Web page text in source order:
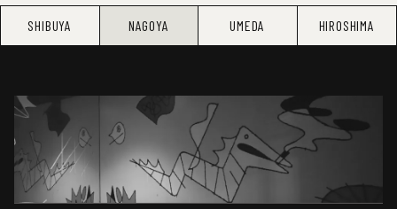
SHIBUYA NAGOYA UMEDA HIROSHIMA